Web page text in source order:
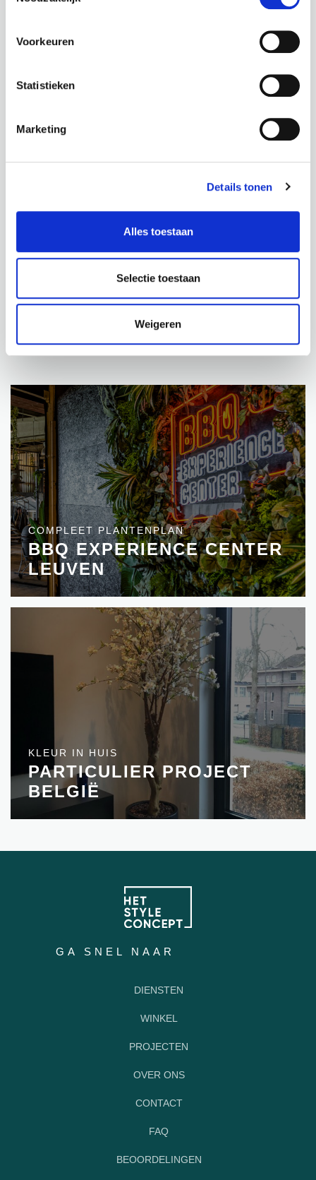
Voorkeuren
Statistieken
Marketing
Details tonen
Alles toestaan
Selectie toestaan
Weigeren
BOSTON
Let op:
BEKIJK PRODUCT
GRASLELIE
24,50
PROJECTEN
COMPLEET PLANTENPLAN
BBQ EXPERIENCE CENTER
LEUVEN
KLEUR IN HUIS
PARTICULIER PROJECT
BELGIË
GA SNEL NAAR
DIENSTEN
WINKEL
PROJECTEN
OVER ONS
CONTACT
FAQ
BEOORDELINGEN